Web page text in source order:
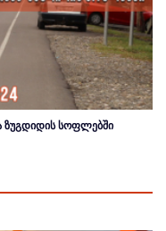
ზუგდიდის სოფლებში